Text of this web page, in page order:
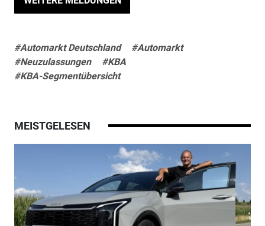
#Automarkt Deutschland
#Automarkt
#Neuzulassungen
#KBA
#KBA-Segmentübersicht
MEISTGELESEN